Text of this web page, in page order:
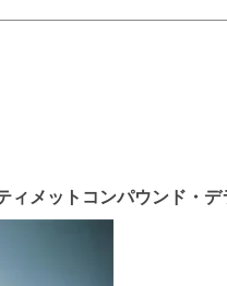
メットコンパウンド・